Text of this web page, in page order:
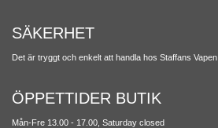
SÄKERHET
Det är tryggt och enkelt att handla hos Staffans Vapen.
ÖPPETTIDER BUTIK
Mån-Fre 13.00 - 17.00, Saturday closed